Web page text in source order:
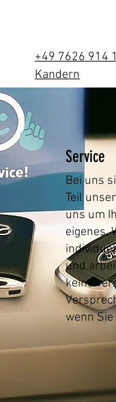
+49 7626 914
Kandern
Service
Bei uns
Teil
uns um
eigenes.
und
keine
wenn